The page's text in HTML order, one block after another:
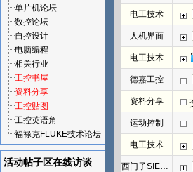
单片机论坛
数控论坛
自控设计
电脑编程
相关行业
工控书屋
资料分享
工控贴图
工控英语角
福禄克FLUKE技术论坛
活动帖子区在线访谈
电工技术
人机界面
电工技术
德嘉工控
资料分享
运动控制
电工技术
西门子SIEMENS